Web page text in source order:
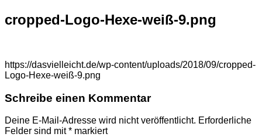
cropped-Logo-Hexe-weiß-9.png
https://dasvielleicht.de/wp-content/uploads/2018/09/cropped-
Logo-Hexe-weiß-9.png
Schreibe einen Kommentar
Deine E-Mail-Adresse wird nicht veröffentlicht. Erforderliche
Felder sind mit* markiert